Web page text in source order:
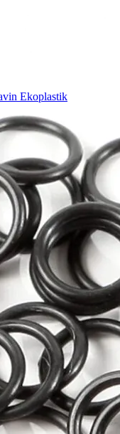
Ekoplastik